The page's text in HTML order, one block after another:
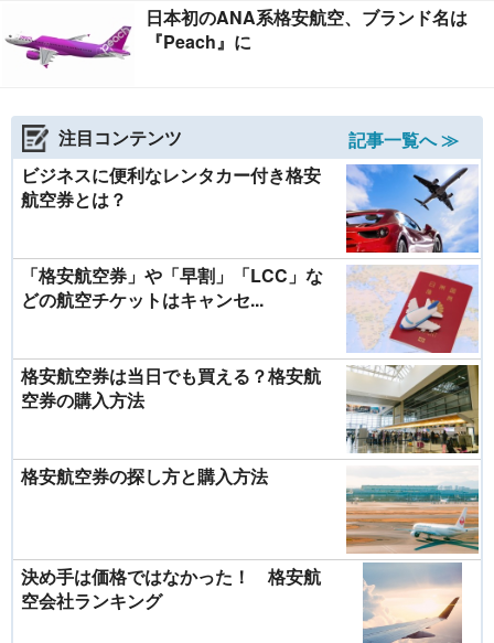
日本初のANA系格安航空、ブランド名は
『Peach』に
注目コンテンツ
記事一覧へ ≫
ビジネスに便利なレンタカー付き格安
航空券とは？
「格安航空券」や「早割」「LCC」な
どの航空チケットはキャンセ...
格安航空券は当日でも買える？格安航
空券の購入方法
格安航空券の探し方と購入方法
決め手は価格ではなかった！ 格安航
空会社ランキング